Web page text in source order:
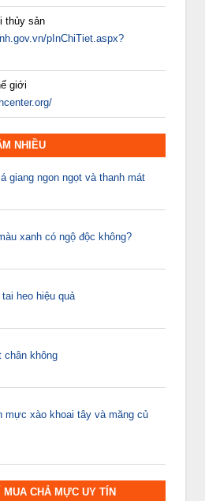
thủy sản
pInChiTiet.aspx?
giới
NHIỀU
giang ngon ngọt và thanh mát
xanh có ngộ độc không?
heo hiệu quả
chân không
mực xào khoai tây và măng củ
CHẢ MỰC UY TÍN